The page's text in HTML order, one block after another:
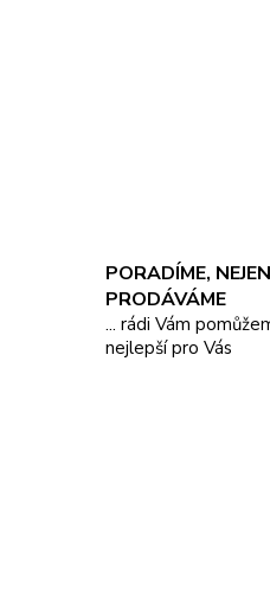
PORADÍME, NEJEN
PRODÁVÁME
... rádi Vám
nejlepší pro Vás